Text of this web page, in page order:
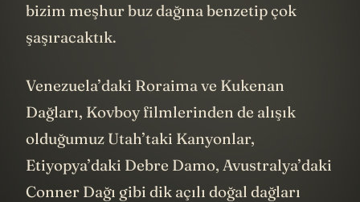
bizim meşhur buz dağına benzetip çok
şaşıracaktık.
Venezuela’daki Roraima ve Kukenan
Dağları, Kovboy filmlerinden de alışık
olduğumuz Utah’taki Kanyonlar,
Etiyopya’daki Debre Damo, Avustralya’daki
Conner Dağı gibi dik açılı doğal dağları